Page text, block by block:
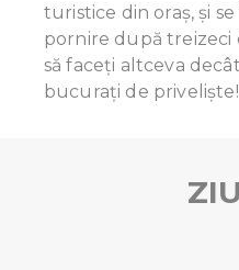
turistice din oraș, și
pornire după
să faceți altceva
bucurați de priveliște!